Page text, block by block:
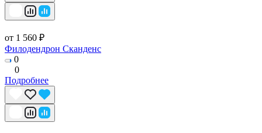
от 1 560 ₽
Филодендрон Сканденс
0
0
Подробнее